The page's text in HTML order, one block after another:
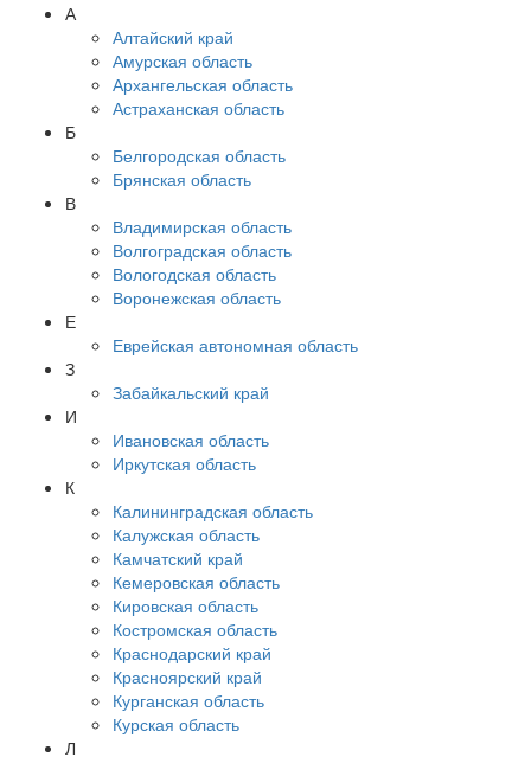
А
Алтайский край
Амурская область
Архангельская область
Астраханская область
Б
Белгородская область
Брянская область
В
Владимирская область
Волгоградская область
Вологодская область
Воронежская область
Е
Еврейская автономная область
З
Забайкальский край
И
Ивановская область
Иркутская область
К
Калининградская область
Калужская область
Камчатский край
Кемеровская область
Кировская область
Костромская область
Краснодарский край
Красноярский край
Курганская область
Курская область
Л